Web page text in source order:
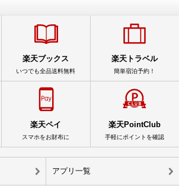
楽天ブックス
いつでも全品送料無料
楽天トラベル
簡単宿泊予約！
楽天ペイ
スマホをお財布に
楽天PointClub
手軽にポイントを確認
アプリ一覧